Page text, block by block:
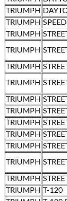
TRIUMPH
TRIUMPH
TRIUMPH
TRIUMPH
TRIUMPH
TRIUMPH
TRIUMPH
TRIUMPH
TRIUMPH
TRIUMPH
TRIUMPH
TRIUMPH
TRIUMPH
TRIUMPH T-120